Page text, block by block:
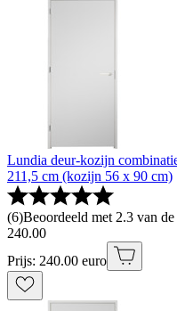
Lundia deur-kozijn
211,5 cm (kozijn 56 x 90 cm)
(6)Beoordeeld met 2.3 van
240.00
Prijs: 240.00 euro